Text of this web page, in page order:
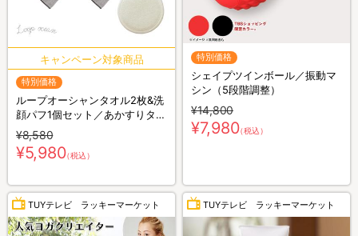
特別価格
ループオーシャンタオル2枚&洗
顔パフ1個セット／あかすりタオ
ル
¥8,580
¥5,980（税込）
特別価格
シェイプツインボール／振動マ
シン（5段階調整）
¥14,800
¥7,980（税込）
TUYテレビ ラッキーマーケット TUYテレビ ラッキーマーケット